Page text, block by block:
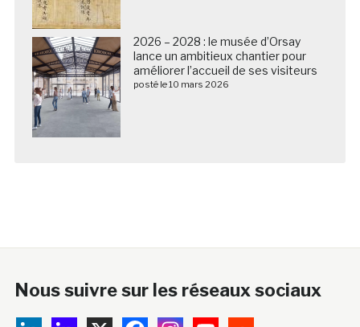
2026 – 2028 : le musée d’Orsay
lance un ambitieux chantier pour
améliorer l’accueil de ses visiteurs
posté le 10 mars 2026
Nous suivre sur les réseaux sociaux